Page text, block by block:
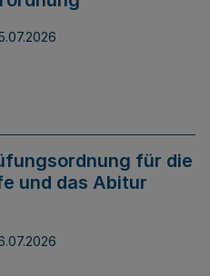
für die
und das Abitur